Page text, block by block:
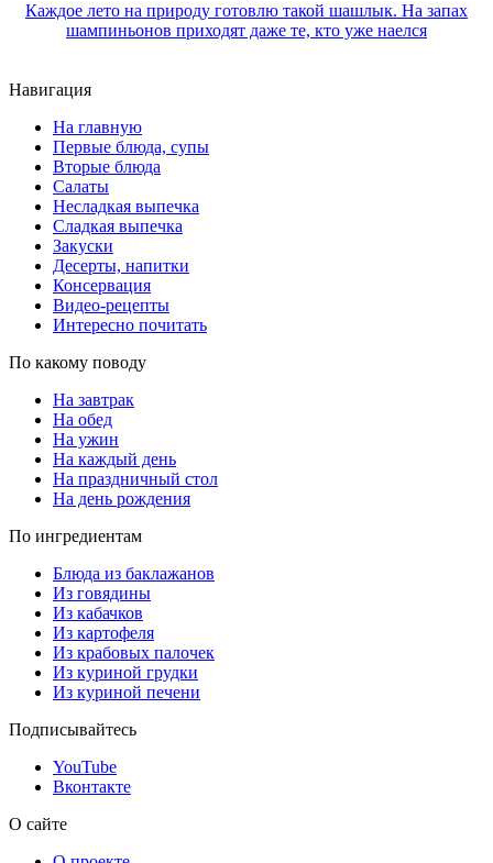
Каждое лето на природу готовлю такой шашлык. На запах
шампиньонов приходят даже те, кто уже наелся
Навигация
На главную
Первые блюда, супы
Вторые блюда
Салаты
Несладкая выпечка
Сладкая выпечка
Закуски
Десерты, напитки
Консервация
Видео-рецепты
Интересно почитать
По какому поводу
На завтрак
На обед
На ужин
На каждый день
На праздничный стол
На день рождения
По ингредиентам
Блюда из баклажанов
Из говядины
Из кабачков
Из картофеля
Из крабовых палочек
Из куриной грудки
Из куриной печени
Подписывайтесь
YouTube
Вконтакте
О сайте